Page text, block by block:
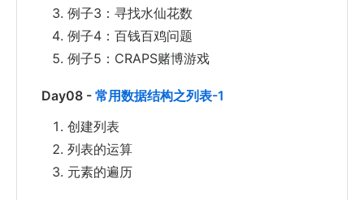
例子3：寻找水仙花数
例子4：百钱百鸡问题
例子5：CRAPS赌博游戏
Day08 - 常用数据结构之列表-1
创建列表
列表的运算
元素的遍历